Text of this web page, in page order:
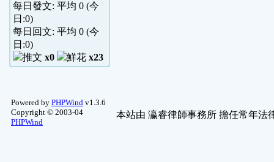
每日發文: 平均 0 (今
日:0)
每日回文: 平均 0 (今
日:0)
x0
x23
Powered by PHPWind v1.3.6
Copyright © 2003-04
PHPWind
本站由 瀛睿律師事務所 擔任常年法